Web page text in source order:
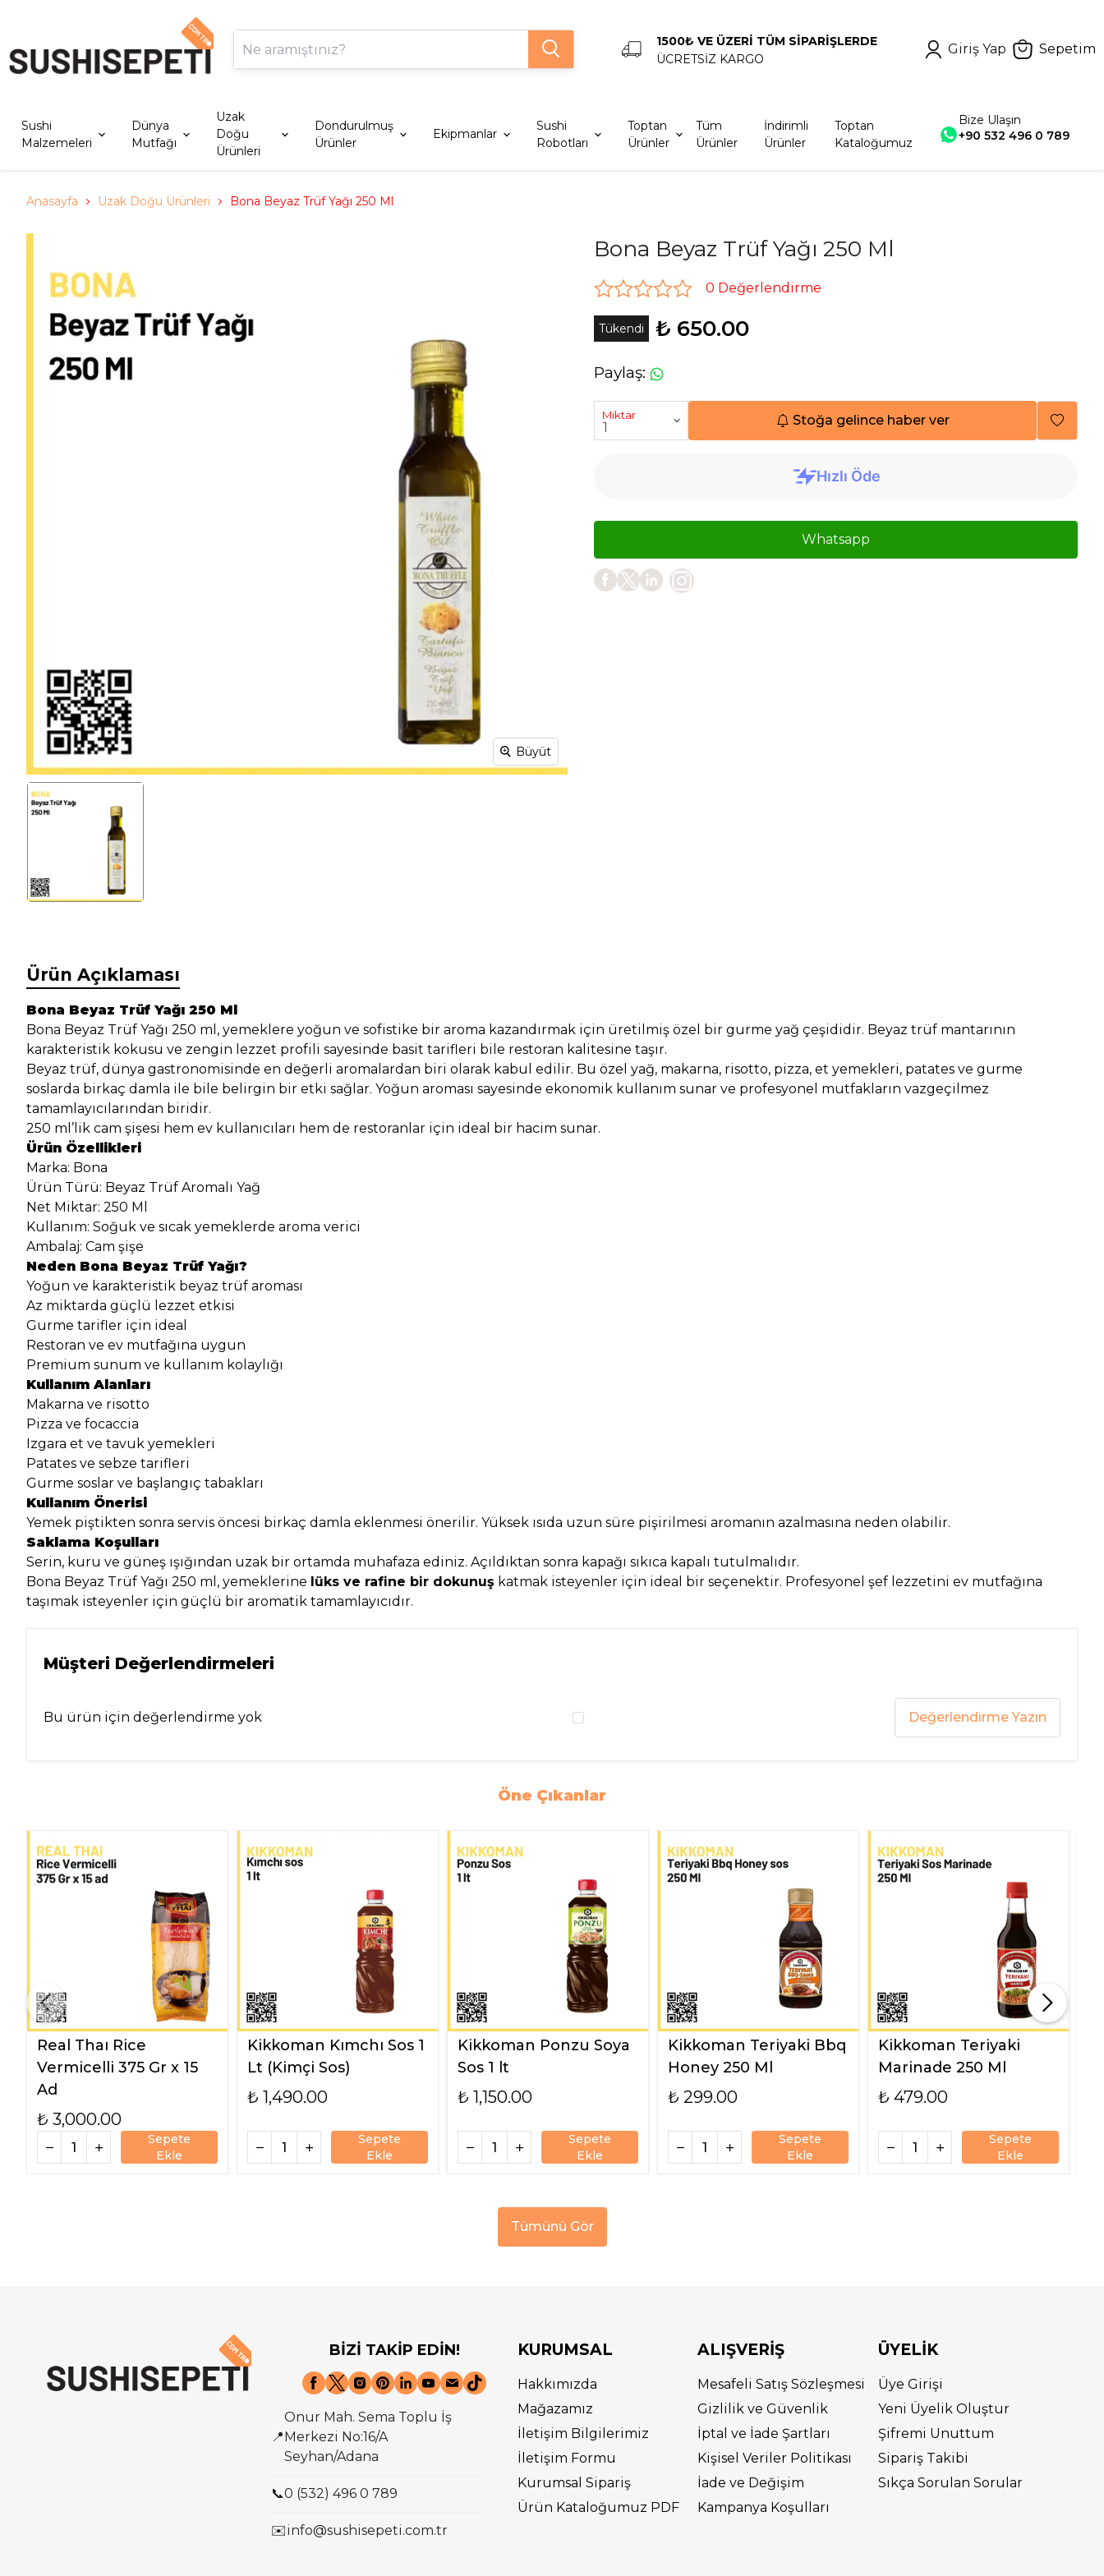
1500₺ VE ÜZERİ TÜM SİPARİŞLERDE
ÜCRETSİZ KARGO
Giriş Yap Sepetim
Sushi
Malzemeleri
Dünya
Mutfağı
Uzak
Doğu
Ürünleri
Dondurulmuş
Ürünler
Ekipmanlar
Sushi
Robotları
Toptan
Ürünler
Tüm
Ürünler
İndirimli
Ürünler
Toptan
Kataloğumuz
Bize Ulaşın
+90 532 496 0 789
Anasayfa Uzak Doğu Ürünleri Bona Beyaz Trüf Yağı 250 Ml
Büyüt
Bona Beyaz Trüf Yağı 250 Ml
0 Değerlendirme
Tükendi ₺ 650.00
Paylaş:
Miktar Stoğa gelince haber ver
Whatsapp
Ürün Açıklaması
Bona Beyaz Trüf Yağı 250 Ml
Bona Beyaz Trüf Yağı 250 ml, yemeklere yoğun ve sofistike bir aroma kazandırmak için üretilmiş özel bir gurme yağ çeşididir. Beyaz trüf mantarının
karakteristik kokusu ve zengin lezzet profili sayesinde basit tarifleri bile restoran kalitesine taşır.
Beyaz trüf, dünya gastronomisinde en değerli aromalardan biri olarak kabul edilir. Bu özel yağ, makarna, risotto, pizza, et yemekleri, patates ve gurme
soslarda birkaç damla ile bile belirgin bir etki sağlar. Yoğun aroması sayesinde ekonomik kullanım sunar ve profesyonel mutfakların vazgeçilmez
tamamlayıcılarından biridir.
250 ml’lik cam şişesi hem ev kullanıcıları hem de restoranlar için ideal bir hacim sunar.
Ürün Özellikleri
Marka: Bona
Ürün Türü: Beyaz Trüf Aromalı Yağ
Net Miktar: 250 Ml
Kullanım: Soğuk ve sıcak yemeklerde aroma verici
Ambalaj: Cam şişe
Neden Bona Beyaz Trüf Yağı?
Yoğun ve karakteristik beyaz trüf aroması
Az miktarda güçlü lezzet etkisi
Gurme tarifler için ideal
Restoran ve ev mutfağına uygun
Premium sunum ve kullanım kolaylığı
Kullanım Alanları
Makarna ve risotto
Pizza ve focaccia
Izgara et ve tavuk yemekleri
Patates ve sebze tarifleri
Gurme soslar ve başlangıç tabakları
Kullanım Önerisi
Yemek piştikten sonra servis öncesi birkaç damla eklenmesi önerilir. Yüksek ısıda uzun süre pişirilmesi aromanın azalmasına neden olabilir.
Saklama Koşulları
Serin, kuru ve güneş ışığından uzak bir ortamda muhafaza ediniz. Açıldıktan sonra kapağı sıkıca kapalı tutulmalıdır.
Bona Beyaz Trüf Yağı 250 ml, yemeklerine lüks ve rafine bir dokunuş katmak isteyenler için ideal bir seçenektir. Profesyonel şef lezzetini ev mutfağına
taşımak isteyenler için güçlü bir aromatik tamamlayıcıdır.
Müşteri Değerlendirmeleri
Bu ürün için değerlendirme yok Değerlendirme Yazın
Öne Çıkanlar
Real Thaı Rice
Vermicelli 375 Gr x 15
Ad
₺ 3,000.00
Sepete
Ekle
Kikkoman Kımchı Sos 1
Lt (Kimçi Sos)
₺ 1,490.00
Sepete
Ekle
Kikkoman Ponzu Soya
Sos 1 lt
₺ 1,150.00
Sepete
Ekle
Kikkoman Teriyaki Bbq
Honey 250 Ml
₺ 299.00
Sepete
Ekle
Kikkoman Teriyaki
Marinade 250 Ml
₺ 479.00
Sepete
Ekle
Tümünü Gör
BİZİ TAKİP EDİN!
📍
Onur Mah. Sema Toplu İş
Merkezi No:16/A
Seyhan/Adana
📞0 (532) 496 0 789
✉️info@sushisepeti.com.tr
KURUMSAL
Hakkımızda
Mağazamız
İletişim Bilgilerimiz
İletişim Formu
Kurumsal Sipariş
Ürün Kataloğumuz PDF
ALIŞVERİŞ
Mesafeli Satış Sözleşmesi
Gizlilik ve Güvenlik
İptal ve İade Şartları
Kişisel Veriler Politikası
İade ve Değişim
Kampanya Koşulları
ÜYELİK
Üye Girişi
Yeni Üyelik Oluştur
Şifremi Unuttum
Sipariş Takibi
Sıkça Sorulan Sorular